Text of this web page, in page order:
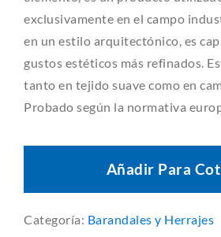
exclusivamente en el campo
en un estilo arquitectónico, es
gustos estéticos más refinados.
tanto en tejido suave como en
Probado según la normativa
Añadir Para
Categoría: Barandales y Herrajes